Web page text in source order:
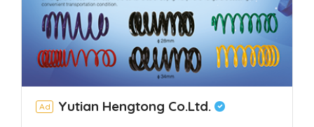
Ad Yutian Hengtong Co.Ltd.